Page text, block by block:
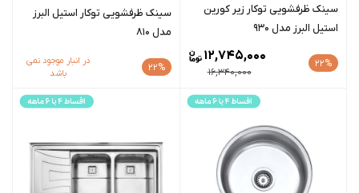
سینک ظرفشویی توکار زير کورين
استیل البرز مدل 930
22%
16,340,000
12,745,000
سينک ظرفشویی توکار استیل البرز
مدل 810
22%
در انبار موجود نمی
باشد